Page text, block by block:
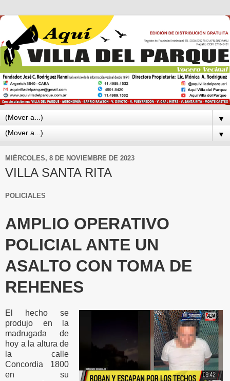
▼
▼
MIÉRCOLES, 8 DE NOVIEMBRE DE 2023
VILLA SANTA RITA
POLICIALES
AMPLIO OPERATIVO
POLICIAL ANTE UN
ASALTO CON TOMA DE
REHENES
El hecho se
produjo en la
madrugada de
hoy a la altura de
la calle
Concordia 1800
en su